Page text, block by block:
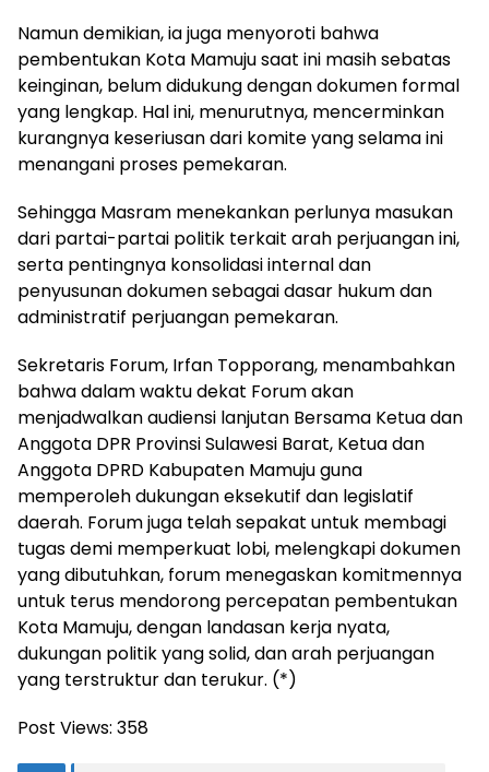
Namun demikian, ia juga menyoroti bahwa
pembentukan Kota Mamuju saat ini masih sebatas
keinginan, belum didukung dengan dokumen formal
yang lengkap. Hal ini, menurutnya, mencerminkan
kurangnya keseriusan dari komite yang selama ini
menangani proses pemekaran.
Sehingga Masram menekankan perlunya masukan
dari partai-partai politik terkait arah perjuangan ini,
serta pentingnya konsolidasi internal dan
penyusunan dokumen sebagai dasar hukum dan
administratif perjuangan pemekaran.
Sekretaris Forum, Irfan Topporang, menambahkan
bahwa dalam waktu dekat Forum akan
menjadwalkan audiensi lanjutan Bersama Ketua dan
Anggota DPR Provinsi Sulawesi Barat, Ketua dan
Anggota DPRD Kabupaten Mamuju guna
memperoleh dukungan eksekutif dan legislatif
daerah. Forum juga telah sepakat untuk membagi
tugas demi memperkuat lobi, melengkapi dokumen
yang dibutuhkan, forum menegaskan komitmennya
untuk terus mendorong percepatan pembentukan
Kota Mamuju, dengan landasan kerja nyata,
dukungan politik yang solid, dan arah perjuangan
yang terstruktur dan terukur. (*)
Post Views: 358